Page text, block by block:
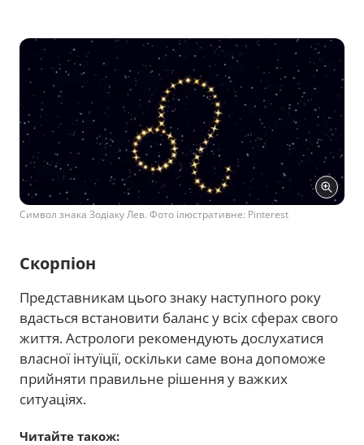
Символ знака Зодіаку Лев. Фото ілюстративне: Pinterest
Скорпіон
Представникам цього знаку наступного року
вдасться встановити баланс у всіх сферах свого
життя. Астрологи рекомендують дослухатися
власної інтуїції, оскільки саме вона допоможе
прийняти правильне рішення у важких
ситуаціях.
Читайте також: